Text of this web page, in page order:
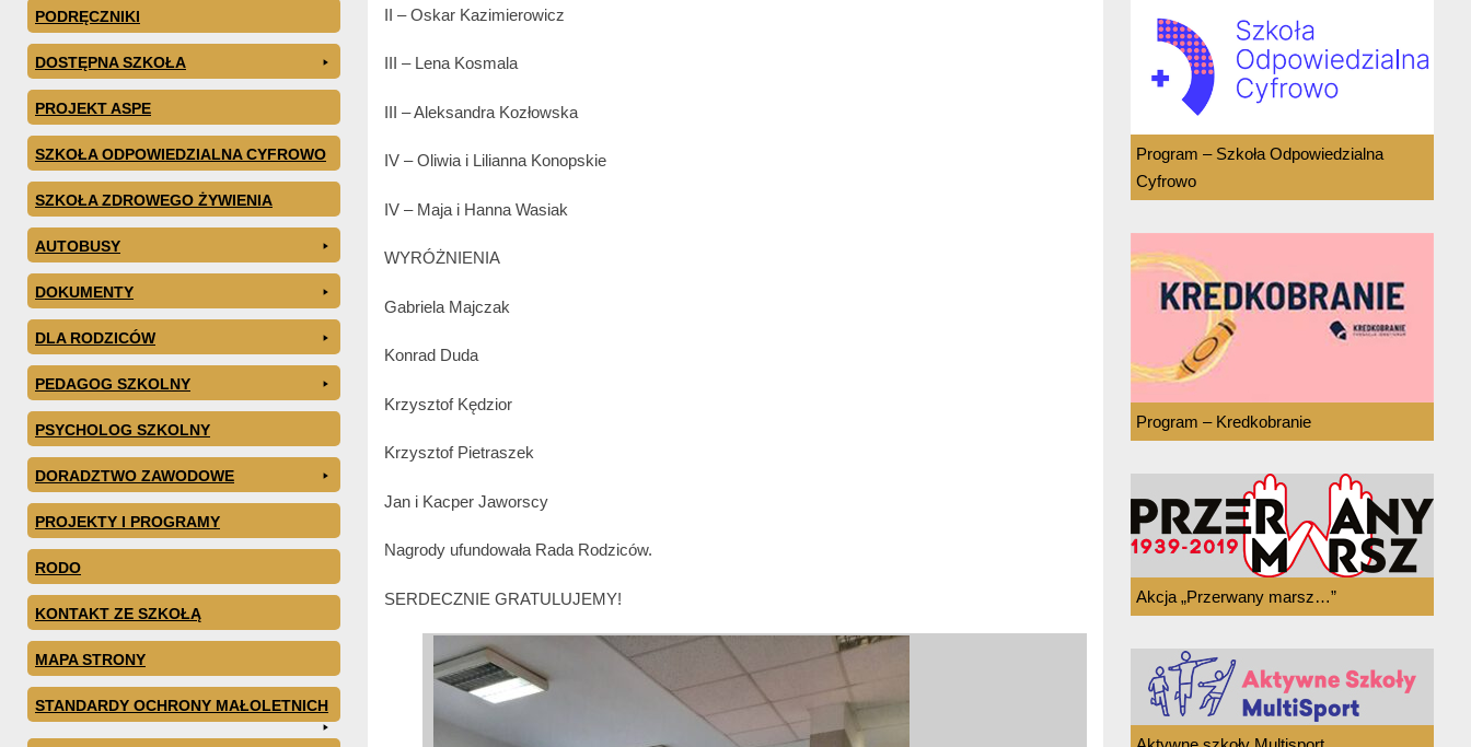
II – Oskar Kazimierowicz
III – Lena Kosmala
III – Aleksandra Kozłowska
IV – Oliwia i Lilianna Konopskie
IV – Maja i Hanna Wasiak
WYRÓŻNIENIA
Gabriela Majczak
Konrad Duda
Krzysztof Kędzior
Krzysztof Pietraszek
Jan i Kacper Jaworscy
Nagrody ufundowała Rada Rodziców.
SERDECZNIE GRATULUJEMY!
PODRĘCZNIKI
DOSTĘPNA SZKOŁA
PROJEKT ASPE
SZKOŁA ODPOWIEDZIALNA CYFROWO
SZKOŁA ZDROWEGO ŻYWIENIA
AUTOBUSY
DOKUMENTY
DLA RODZICÓW
PEDAGOG SZKOLNY
PSYCHOLOG SZKOLNY
DORADZTWO ZAWODOWE
PROJEKTY I PROGRAMY
RODO
KONTAKT ZE SZKOŁĄ
MAPA STRONY
STANDARDY OCHRONY MAŁOLETNICH
Program – Szkoła Odpowiedzialna
Cyfrowo
Program – Kredkobranie
Akcja „Przerwany marsz…”